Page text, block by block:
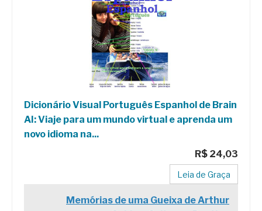
Dicionário Visual Português Espanhol de Brain
AI: Viaje para um mundo virtual e aprenda um
novo idioma na...
R$ 24,03
Leia de Graça
Memórias de uma Gueixa de Arthur